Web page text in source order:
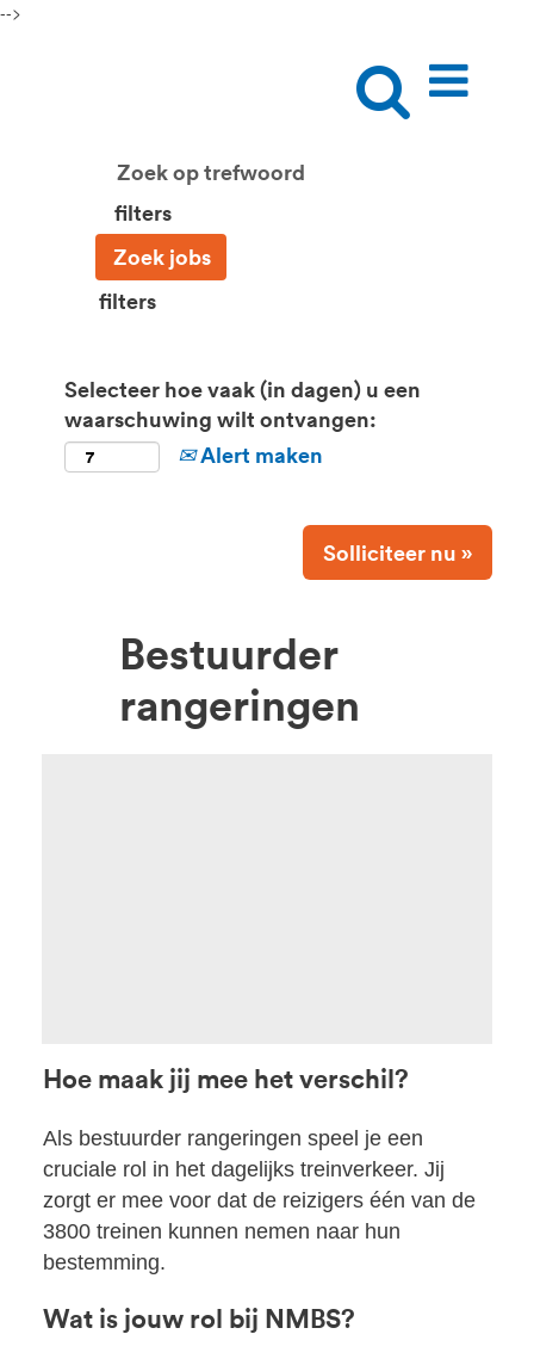
-->
filters
filters
Selecteer hoe vaak (in dagen) u een
waarschuwing wilt ontvangen:
Alert maken
Solliciteer nu »
Bestuurder
rangeringen
Hoe maak jij mee het verschil?
Als bestuurder rangeringen speel je een
cruciale rol in het dagelijks treinverkeer. Jij
zorgt er mee voor dat de reizigers één van de
3800 treinen kunnen nemen naar hun
bestemming.
Wat is jouw rol bij NMBS?